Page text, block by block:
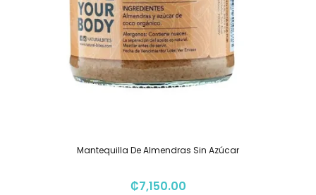
Mantequilla De Almendras Sin Azúcar
₡7,150.00